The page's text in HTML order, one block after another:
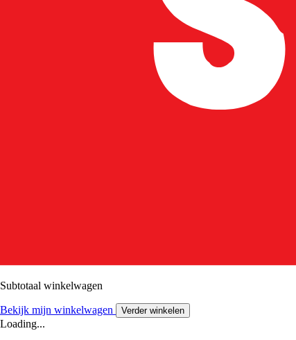
Subtotaal winkelwagen
Bekijk mijn winkelwagen Verder winkelen
Loading...